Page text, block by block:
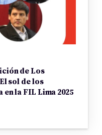
de Los
sol de los
la FIL Lima 2025